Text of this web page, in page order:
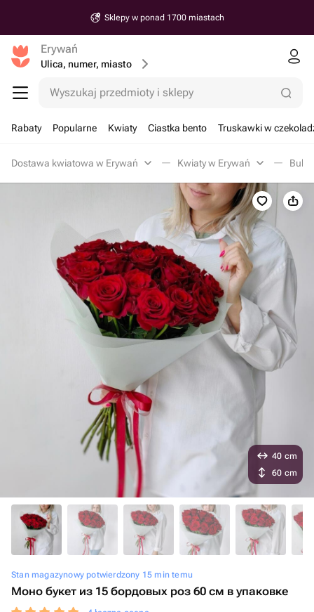
Sklepy w ponad 1700 miastach
Erywań
Ulica, numer, miasto
Wyszukaj przedmioty i sklepy
Rabaty Popularne Kwiaty Ciastka bento Truskawki w
Dostawa kwiatowa w Erywań Kwiaty w Erywań
Stan magazynowy potwierdzony 15 min temu
Моно букет из 15 бордовых роз 60 см в упаковке
40 cm
60 cm